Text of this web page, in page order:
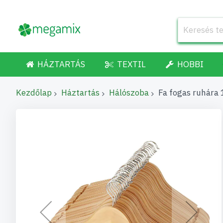
HÁZTARTÁS TEXTIL HOBBI
Kezdőlap Háztartás Hálószoba Fa fogas ruhára